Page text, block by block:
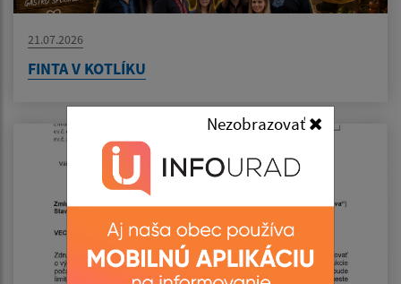
Nezobrazovať
21.07.2026
FINTA V KOTLÍKU